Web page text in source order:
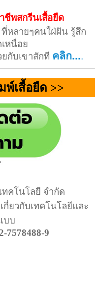
ชีพสกรีนเสื้อยืด
ที่หลายๆคนใฝ่ฝัน รู้สึก
หนื่อย
กับเขาสักที คลิก....
พ์เสื้อยืด >>
ทคโนโลยี จำกัด
ยวกับเทคโนโลยีและ
บบ
7578488-9